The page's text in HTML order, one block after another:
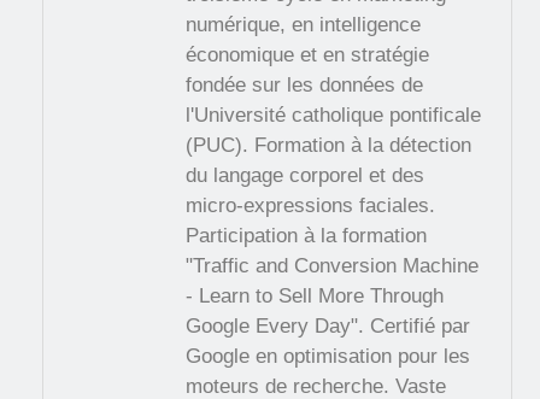
numérique, en intelligence
économique et en stratégie
fondée sur les données de
l'Université catholique pontificale
(PUC). Formation à la détection
du langage corporel et des
micro-expressions faciales.
Participation à la formation
"Traffic and Conversion Machine
- Learn to Sell More Through
Google Every Day". Certifié par
Google en optimisation pour les
moteurs de recherche. Vaste